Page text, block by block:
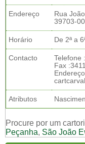
Endereço
Rua
39703-
Horário De 2ª a
Contacto
Telefone
Fax
Atributos
Procure por um
Peçanha, São João